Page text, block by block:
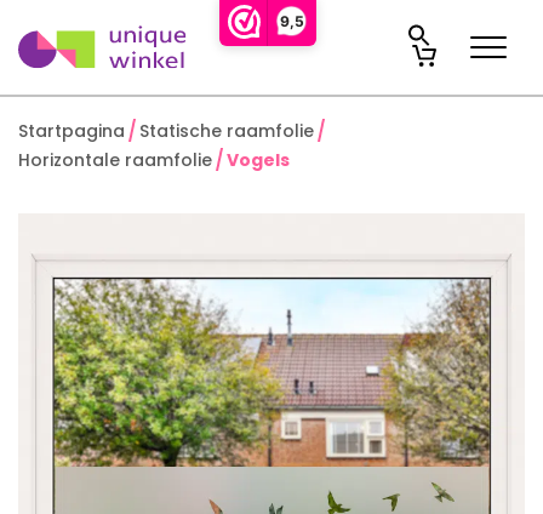
9,5
Startpagina
Statische raamfolie
Horizontale raamfolie Vogels